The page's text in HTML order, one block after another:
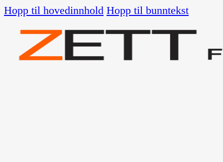
Hopp til hovedinnhold Hopp til bunntekst